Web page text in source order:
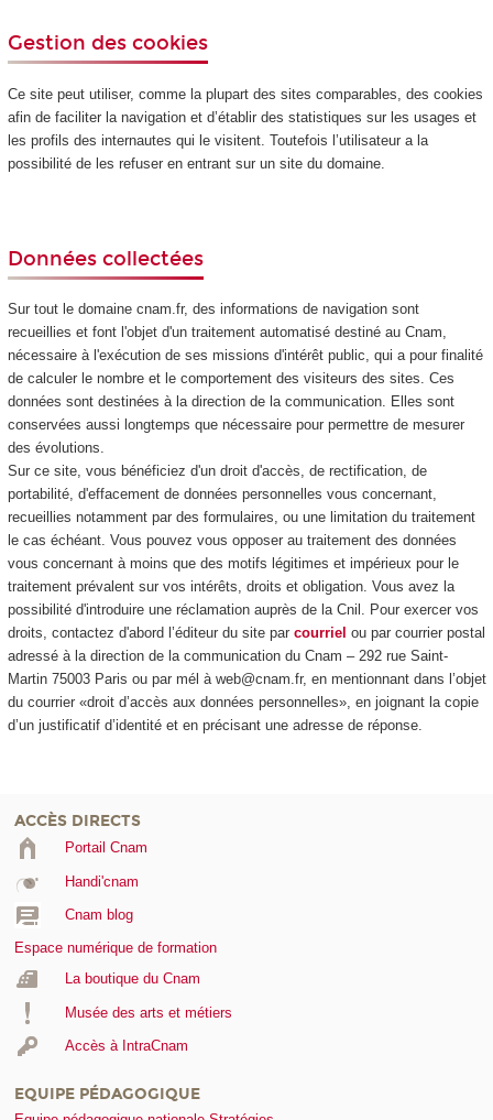
Gestion des cookies
Ce site peut utiliser, comme la plupart des sites comparables, des cookies
afin de faciliter la navigation et d’établir des statistiques sur les usages et
les profils des internautes qui le visitent. Toutefois l’utilisateur a la
possibilité de les refuser en entrant sur un site du domaine.
Données collectées
Sur tout le domaine cnam.fr, des informations de navigation sont
recueillies et font l'objet d'un traitement automatisé destiné au Cnam,
nécessaire à l'exécution de ses missions d'intérêt public, qui a pour finalité
de calculer le nombre et le comportement des visiteurs des sites. Ces
données sont destinées à la direction de la communication. Elles sont
conservées aussi longtemps que nécessaire pour permettre de mesurer
des évolutions.
Sur ce site, vous bénéficiez d'un droit d'accès, de rectification, de
portabilité, d'effacement de données personnelles vous concernant,
recueillies notamment par des formulaires, ou une limitation du traitement
le cas échéant. Vous pouvez vous opposer au traitement des données
vous concernant à moins que des motifs légitimes et impérieux pour le
traitement prévalent sur vos intérêts, droits et obligation. Vous avez la
possibilité d'introduire une réclamation auprès de la Cnil. Pour exercer vos
droits, contactez d'abord l’éditeur du site par courriel ou par courrier postal
adressé à la direction de la communication du Cnam – 292 rue Saint-
Martin 75003 Paris ou par mél à web@cnam.fr, en mentionnant dans l’objet
du courrier «droit d’accès aux données personnelles», en joignant la copie
d’un justificatif d’identité et en précisant une adresse de réponse.
ACCÈS DIRECTS
Portail Cnam
Handi'cnam
Cnam blog
Espace numérique de formation
La boutique du Cnam
Musée des arts et métiers
Accès à IntraCnam
EQUIPE PÉDAGOGIQUE